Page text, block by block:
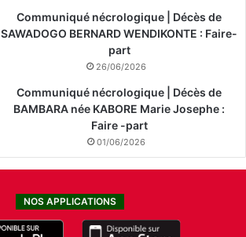
Communiqué nécrologique | Décès de
SAWADOGO BERNARD WENDIKONTE : Faire-
part
26/06/2026
Communiqué nécrologique | Décès de
BAMBARA née KABORE Marie Josephe :
Faire -part
01/06/2026
NOS APPLICATIONS